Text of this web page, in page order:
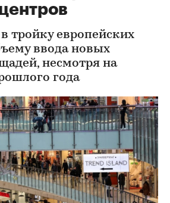
тройку европейских
ввода новых
несмотря на
года